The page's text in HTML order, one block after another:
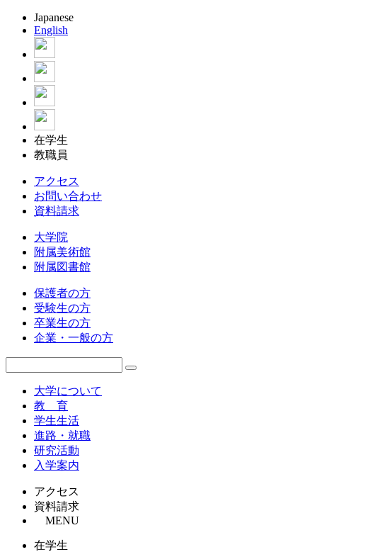
Japanese
English
在学生
教職員
アクセス
お問い合わせ
資料請求
大学院
附属美術館
附属図書館
保護者の方
受験生の方
卒業生の方
企業・一般の方
大学について
教 育
学生生活
進路・就職
研究活動
入学案内
アクセス
資料請求
MENU
在学生